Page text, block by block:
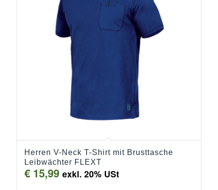
Herren V-Neck T-Shirt mit Brusttasche
Leibwächter FLEXT
€15,99 exkl. 20% USt